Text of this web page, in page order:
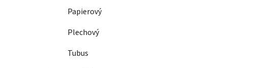
Papierový
Plechový
Tubus